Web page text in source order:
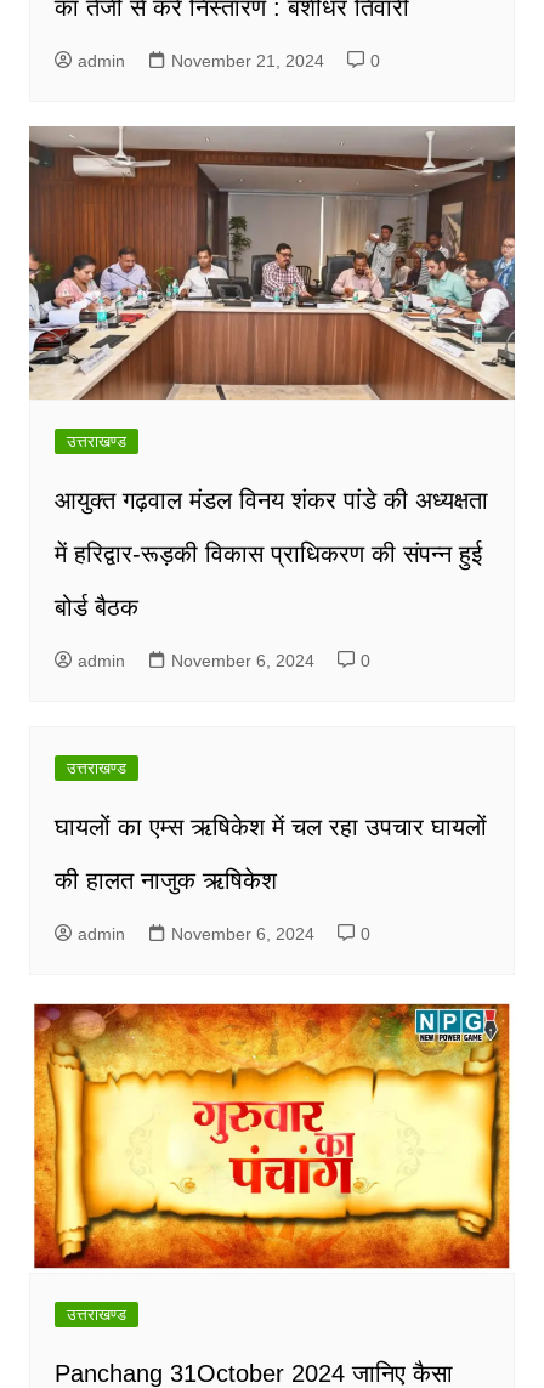
का तेजी से करें निस्तारण : बंशीधर तिवारी
admin November 21, 2024 0
उत्तराखण्ड
आयुक्त गढ़वाल मंडल विनय शंकर पांडे की अध्यक्षता
में हरिद्वार-रूड़की विकास प्राधिकरण की संपन्न हुई
बोर्ड बैठक
admin November 6, 2024 0
उत्तराखण्ड
घायलों का एम्स ऋषिकेश में चल रहा उपचार घायलों
की हालत नाजुक ऋषिकेश
admin November 6, 2024 0
उत्तराखण्ड
Panchang 31October 2024 जानिए कैसा